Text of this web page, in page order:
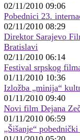
02/11/2010 09:06
Pobednici 23.
02/11/2010 08:29
Direktor Sarajevo
Bratislavi
02/11/2010 06:14
Festival srpskog
01/11/2010 10:36
Izložba „minija“
01/11/2010 09:40
Novi film Dejana
01/11/2010 06:59
„Šišanje“